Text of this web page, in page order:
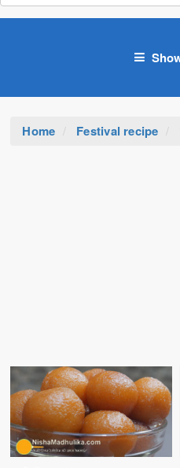
Home Festival recipe